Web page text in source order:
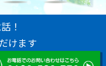
！
けます